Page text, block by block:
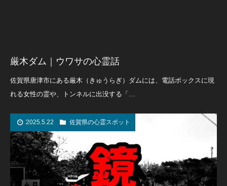
厳木ダム｜ウワサの心霊話
佐賀県唐津市にある厳木（きゅうらぎ）ダムには、電話ボックスに現
れる女性の霊や、トンネルに出没する「…
2025.5.22 佐賀県の心霊スポット